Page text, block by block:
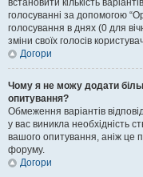
встановити кількість
голосуванні за допомогою
голосування в днях (0 для
зміни своїх голосів
Догори
Чому я не можу додати
опитування?
Обмеження варіантів
у вас виникла необхідність
вашого опитування, аніж це
форуму.
Догори